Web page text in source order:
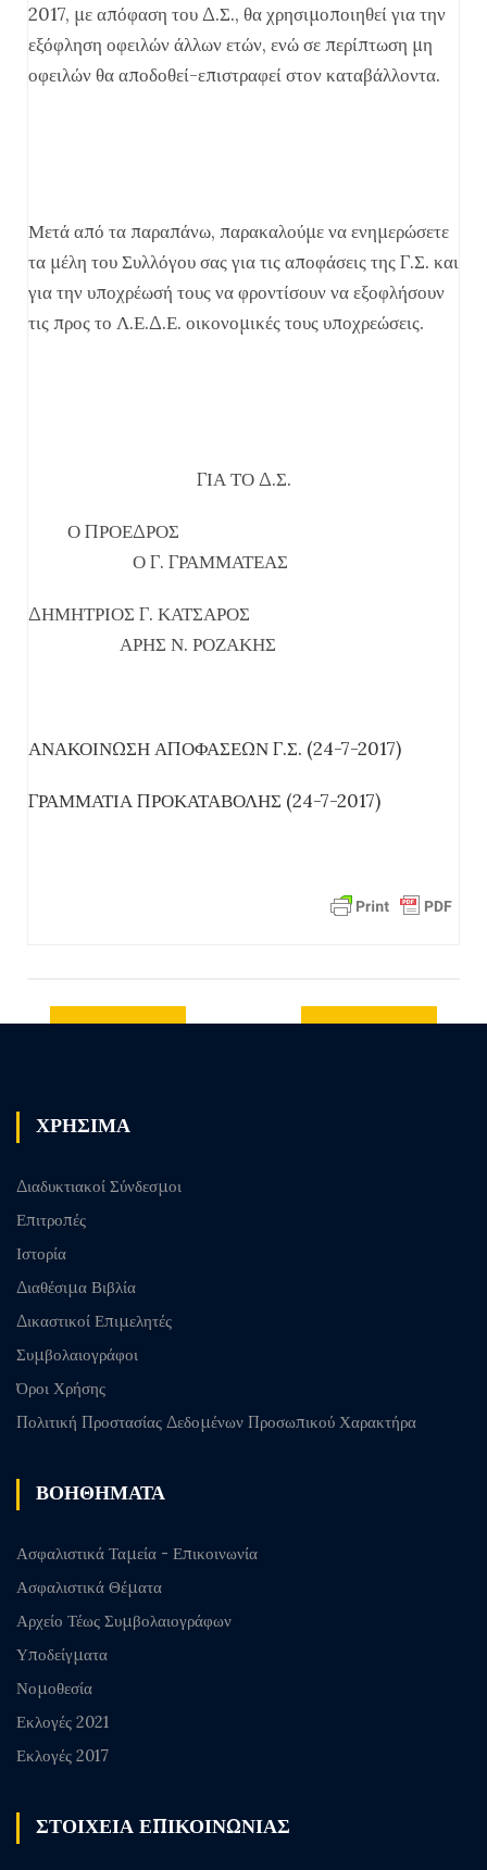
2017, με απόφαση του Δ.Σ., θα χρησιμοποιηθεί για την
εξόφληση οφειλών άλλων ετών, ενώ σε περίπτωση μη
οφειλών θα αποδοθεί-επιστραφεί στον καταβάλλοντα.
Μετά από τα παραπάνω, παρακαλούμε να ενημερώσετε
τα μέλη του Συλλόγου σας για τις αποφάσεις της Γ.Σ. και
για την υποχρέωσή τους να φροντίσουν να εξοφλήσουν
τις προς το Λ.Ε.Δ.Ε. οικονομικές τους υποχρεώσεις.
ΓΙΑ ΤΟ Δ.Σ.
Ο ΠΡΟΕΔΡΟΣ
Ο Γ. ΓΡΑΜΜΑΤΕΑΣ
ΔΗΜΗΤΡΙΟΣ Γ. ΚΑΤΣΑΡΟΣ
ΑΡΗΣ Ν. ΡΟΖΑΚΗΣ
ΑΝΑΚΟΙΝΩΣΗ ΑΠΟΦΑΣΕΩΝ Γ.Σ. (24-7-2017)
ΓΡΑΜΜΑΤΙΑ ΠΡΟΚΑΤΑΒΟΛΗΣ (24-7-2017)
ΧΡΗΣΙΜΑ
Διαδυκτιακοί Σύνδεσμοι
Επιτροπές
Ιστορία
Διαθέσιμα Βιβλία
Δικαστικοί Επιμελητές
Συμβολαιογράφοι
Όροι Χρήσης
Πολιτική Προστασίας Δεδομένων Προσωπικού Χαρακτήρα
ΒΟΗΘΗΜΑΤΑ
Ασφαλιστικά Ταμεία - Επικοινωνία
Ασφαλιστικά Θέματα
Αρχείο Τέως Συμβολαιογράφων
Υποδείγματα
Νομοθεσία
Εκλογές 2021
Εκλογές 2017
ΣΤΟΙΧΕΙΑ ΕΠΙΚΟΙΝΩΝΙΑΣ